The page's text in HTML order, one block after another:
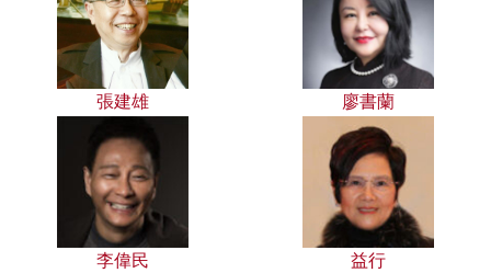
張建雄 廖書蘭
李偉民 益行